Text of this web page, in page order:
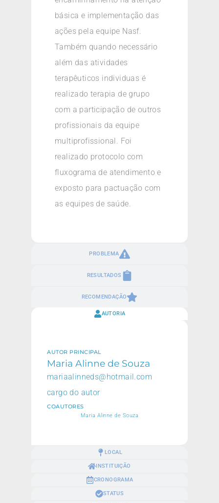
PROBLEMA
RESULTADOS
RECOMENDAÇÃO
básica e implementação das
ações pela equipe Nasf.
Também quando necessário
além das atividades
terapêuticos individuas é
realizado terapia de grupo
com a participação de outros
profissionais da equipe
multiprofissional. Foi
realizado protocolo com
fluxograma de atendimento e
exposto para pactuação com
as equipes de saúde.
AUTORIA
LOCAL
INSTITUIÇÃO
CRONOGRAMA
STATUS
AUTOR PRINCIPAL
Maria Alinne de Souza
mariaalinneds@hotmail.com
cargo do autor
COAUTORES
Maria Alinne de Souza